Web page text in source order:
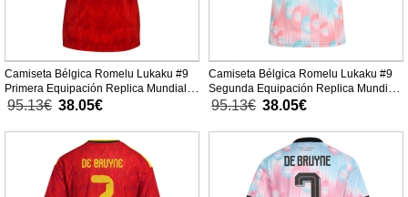
Camiseta Bélgica Romelu Lukaku #9
Primera Equipación Replica Mundial
2026 para mujer mangas cortas
95.13€ 38.05€
Camiseta Bélgica Romelu Lukaku #9
Segunda Equipación Replica Mundial
2026 para mujer mangas cortas
95.13€ 38.05€